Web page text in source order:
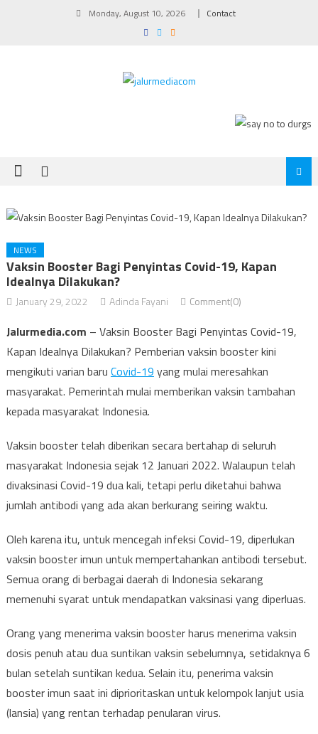
Monday, August 10, 2026 Contact
NEWS
Vaksin Booster Bagi Penyintas Covid-19, Kapan
Idealnya Dilakukan?
January 29, 2022 Adinda Fayani Comment(0)
Jalurmedia.com – Vaksin Booster Bagi Penyintas Covid-19,
Kapan Idealnya Dilakukan? Pemberian vaksin booster kini
mengikuti varian baru Covid-19 yang mulai meresahkan
masyarakat. Pemerintah mulai memberikan vaksin tambahan
kepada masyarakat Indonesia.
Vaksin booster telah diberikan secara bertahap di seluruh
masyarakat Indonesia sejak 12 Januari 2022. Walaupun telah
divaksinasi Covid-19 dua kali, tetapi perlu diketahui bahwa
jumlah antibodi yang ada akan berkurang seiring waktu.
Oleh karena itu, untuk mencegah infeksi Covid-19, diperlukan
vaksin booster imun untuk mempertahankan antibodi tersebut.
Semua orang di berbagai daerah di Indonesia sekarang
memenuhi syarat untuk mendapatkan vaksinasi yang diperluas.
Orang yang menerima vaksin booster harus menerima vaksin
dosis penuh atau dua suntikan vaksin sebelumnya, setidaknya 6
bulan setelah suntikan kedua. Selain itu, penerima vaksin
booster imun saat ini diprioritaskan untuk kelompok lanjut usia
(lansia) yang rentan terhadap penularan virus.